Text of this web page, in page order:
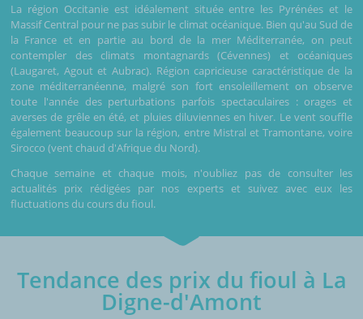
La région Occitanie est idéalement située entre les Pyrénées et le
Massif Central pour ne pas subir le climat océanique. Bien qu'au Sud de
la France et en partie au bord de la mer Méditerranée, on peut
contempler des climats montagnards (Cévennes) et océaniques
(Laugaret, Agout et Aubrac). Région capricieuse caractéristique de la
zone méditerranéenne, malgré son fort ensoleillement on observe
toute l'année des perturbations parfois spectaculaires : orages et
averses de grêle en été, et pluies diluviennes en hiver. Le vent souffle
également beaucoup sur la région, entre Mistral et Tramontane, voire
Sirocco (vent chaud d'Afrique du Nord).
Chaque semaine et chaque mois, n'oubliez pas de consulter les
actualités prix rédigées par nos experts et suivez avec eux les
fluctuations du cours du fioul.
Tendance des prix du fioul à La
Digne-d'Amont